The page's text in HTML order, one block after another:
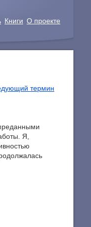
Книги О проекте
термин
Я,